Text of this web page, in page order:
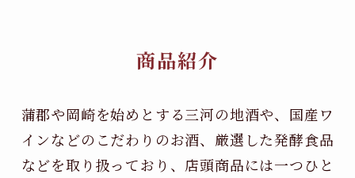
商品紹介
蒲郡や岡崎を始めとする三河の地酒や、国産ワ
インなどのこだわりのお酒、 厳選した発酵食品
などを取り扱っており、店頭商品には一つひと